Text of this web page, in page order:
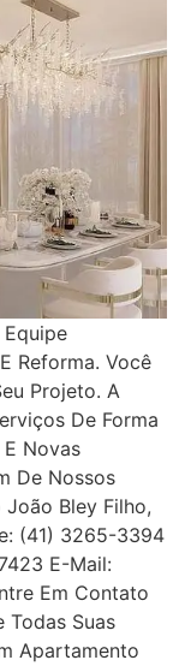
Reforma. Você
Projeto. A
De Forma
Novas
De Nossos
Bley Filho,
(41) 3265-3394
E-Mail:
Em Contato
Todas Suas
Apartamento